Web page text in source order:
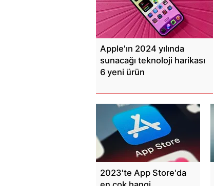
Apple'ın 2024 yılında
sunacağı teknoloji harikası
6 yeni ürün
2023'te App Store'da